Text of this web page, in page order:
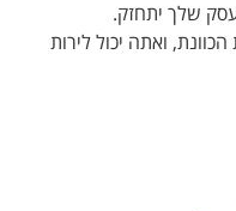
שלך יתחזק.
ואתה יכול לירות